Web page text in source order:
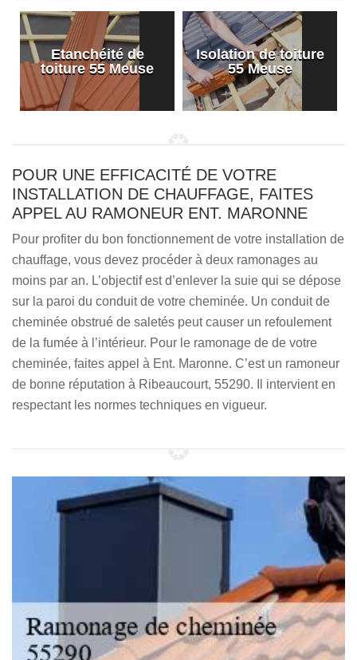
Etanchéité de
toiture 55 Meuse
Isolation de toiture
55 Meuse
POUR UNE EFFICACITÉ DE VOTRE
INSTALLATION DE CHAUFFAGE, FAITES
APPEL AU RAMONEUR ENT. MARONNE
Pour profiter du bon fonctionnement de votre installation de
chauffage, vous devez procéder à deux ramonages au
moins par an. L’objectif est d’enlever la suie qui se dépose
sur la paroi du conduit de votre cheminée. Un conduit de
cheminée obstrué de saletés peut causer un refoulement
de la fumée à l’intérieur. Pour le ramonage de de votre
cheminée, faites appel à Ent. Maronne. C’est un ramoneur
de bonne réputation à Ribeaucourt, 55290. Il intervient en
respectant les normes techniques en vigueur.